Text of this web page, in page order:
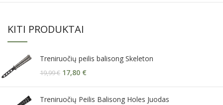
KITI PRODUKTAI
Treniruočių peilis balisong Skeleton
19,99€ 17,80 €
Treniruočių Peilis Balisong Holes Juodas